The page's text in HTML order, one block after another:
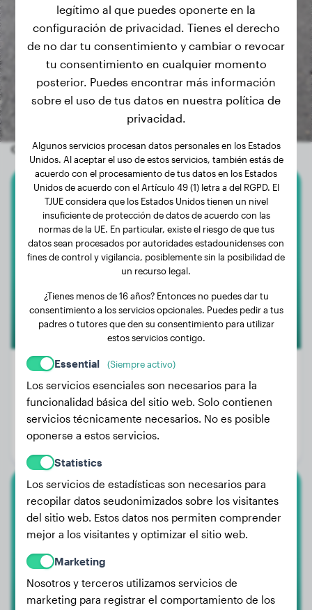
Otros perros aleatorios
Caniche Enano
Lou
Peso:
4 kg
Edad:
2 años, 7 meses
Género:
Cane Corso
Beer
legítimo al que puedes oponerte en la
configuración de privacidad. Tienes el derecho
de no dar tu consentimiento y cambiar o revocar
tu consentimiento en cualquier momento
posterior. Puedes encontrar más información
sobre el uso de tus datos en nuestra política de
privacidad.
Algunos servicios procesan datos personales en los Estados
Unidos. Al aceptar el uso de estos servicios, también estás de
acuerdo con el procesamiento de tus datos en los Estados
Unidos de acuerdo con el Artículo 49 (1) letra a del RGPD. El
TJUE considera que los Estados Unidos tienen un nivel
insuficiente de protección de datos de acuerdo con las
normas de la UE. En particular, existe el riesgo de que tus
datos sean procesados por autoridades estadounidenses con
fines de control y vigilancia, posiblemente sin la posibilidad de
un recurso legal.
¿Tienes menos de 16 años? Entonces no puedes dar tu
consentimiento a los servicios opcionales. Puedes pedir a tus
padres o tutores que den su consentimiento para utilizar
estos servicios contigo.
Essential (Siempre activo)
Los servicios esenciales son necesarios para la
funcionalidad básica del sitio web. Solo contienen
servicios técnicamente necesarios. No es posible
oponerse a estos servicios.
Statistics
Los servicios de estadísticas son necesarios para
recopilar datos seudonimizados sobre los visitantes
del sitio web. Estos datos nos permiten comprender
mejor a los visitantes y optimizar el sitio web.
Marketing
Nosotros y terceros utilizamos servicios de
marketing para registrar el comportamiento de los